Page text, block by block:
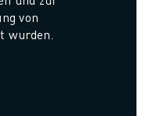
von
wurden.